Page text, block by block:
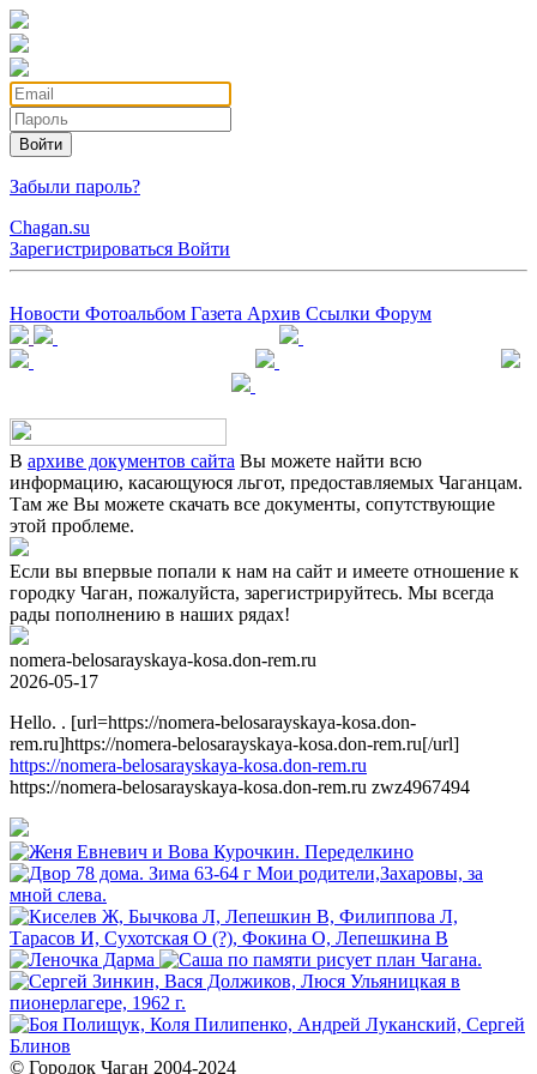
Войти
Забыли пароль?
Chagan.su
Зарегистрироваться Войти
Новости Фотоальбом Газета Архив Ссылки Форум
В архиве документов сайта Вы можете найти всю
информацию, касающуюся льгот, предоставляемых Чаганцам.
Там же Вы можете скачать все документы, сопутствующие
этой проблеме.
Если вы впервые попали к нам на сайт и имеете отношение к
городку Чаган, пожалуйста, зарегистрируйтесь. Мы всегда
рады пополнению в наших рядах!
nomera-belosarayskaya-kosa.don-rem.ru
2026-05-17
Hello. . [url=https://nomera-belosarayskaya-kosa.don-
rem.ru]https://nomera-belosarayskaya-kosa.don-rem.ru[/url]
https://nomera-belosarayskaya-kosa.don-rem.ru
https://nomera-belosarayskaya-kosa.don-rem.ru zwz4967494
© Городок Чаган 2004-2024